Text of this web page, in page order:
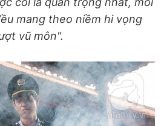
mang theo niềm hi vọng
vũ môn".